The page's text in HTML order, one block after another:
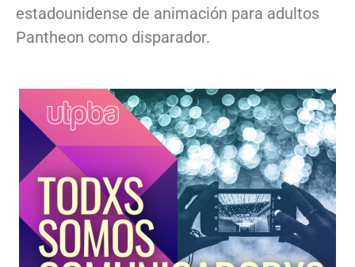
estadounidense de animación para adultos
Pantheon como disparador.